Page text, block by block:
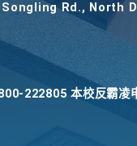
Songling Rd., North
222805 本校反霸